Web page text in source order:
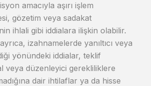
amacıyla aşırı işlem
gözetim veya sadakat
ihlali gibi iddialara ilişkin olabilir.
izahnamelerde yanıltıcı veya
yönündeki iddialar, teklif
veya düzenleyici gerekliliklere
dair ihtilaflar ya da hisse